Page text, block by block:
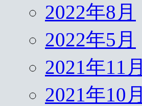
2022年8月
2022年5月
2021年11月
2021年10月